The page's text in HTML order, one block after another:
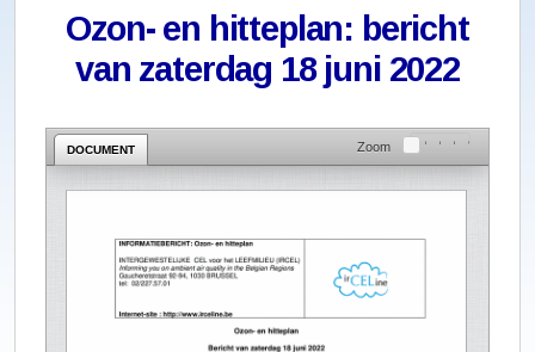
Ozon- en hitteplan: bericht
van zaterdag 18 juni 2022
DOCUMENT Zoom